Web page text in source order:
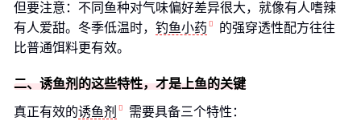
但要注意：不同鱼种对气味偏好差异很大，就像有人嗜辣
有人爱甜。冬季低温时， 钓鱼小药
的强穿透性配方往往
比普通饵料更有效。
二、诱鱼剂的这些特性，才是上鱼的关键
真正有效的诱鱼剂 需要具备三个特性：